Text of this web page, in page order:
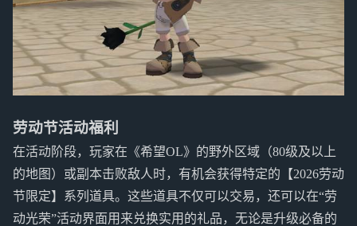
劳动节活动福利
在活动阶段，玩家在《希望OL》的野外区域（80级及以上
的地图）或副本击败敌人时，有机会获得特定的【2026劳动
节限定】系列道具。这些道具不仅可以交易，还可以在“劳
动光荣”活动界面用来兑换实用的礼品，无论是升级必备的